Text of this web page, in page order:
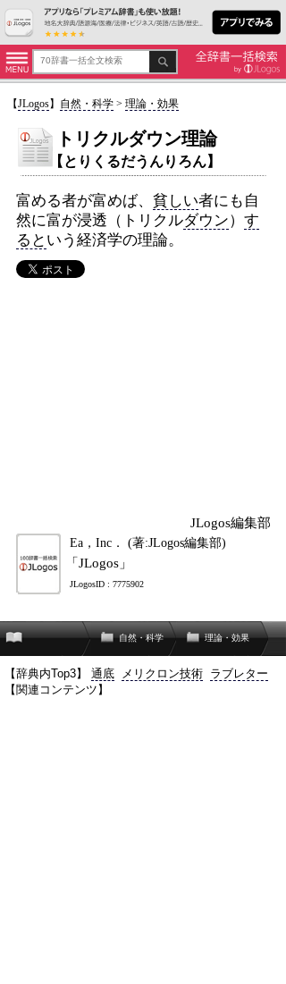
【JLogos】 自然・科学> 理論・効果
トリクルダウン理論
【とりくるだうんりろん】
富める者が富めば、 貧しい者にも自
然に富が浸透（トリクルダウン） す
ると いう経済学の理論。
JLogos編集部
Ea，Inc． (著:JLogos編集部)
「JLogos」
JLogosID : 7775902
自然・科学 理論・効果
【辞典内Top3】 通底 メリクロン技術 ラブレター
【関連コンテンツ】